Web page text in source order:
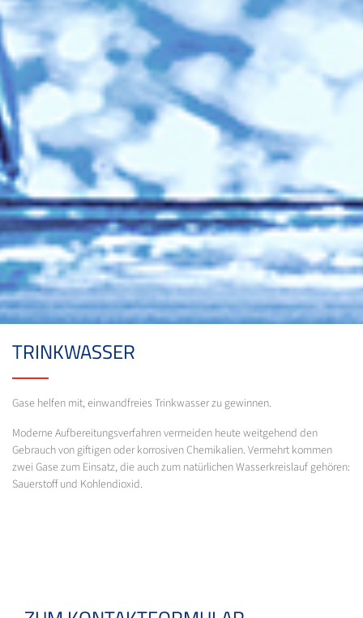
TRINKWASSER
Gase helfen mit, einwandfreies Trinkwasser zu gewinnen.
Moderne Aufbereitungsverfahren vermeiden heute weitgehend den
Gebrauch von giftigen oder korrosiven Chemikalien. Vermehrt kommen
zwei Gase zum Einsatz, die auch zum natürlichen Wasserkreislauf gehören:
Sauerstoff und Kohlendioxid.